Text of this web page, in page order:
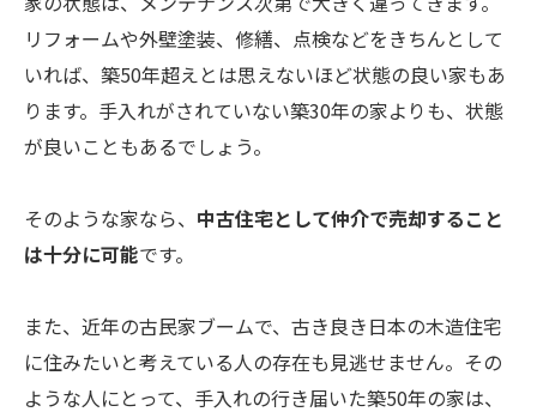
リフォームや外壁塗装、修繕、点検などをきちんとして
いれば、築50年超えとは思えないほど状態の良い家もあ
ります。手入れがされていない築30年の家よりも、状態
が良いこともあるでしょう。
そのような家なら、 中古住宅として仲介で売却すること
は十分に可能です。
また、近年の古民家ブームで、古き良き日本の木造住宅
に住みたいと考えている人の存在も見逃せません。その
ような人にとって、手入れの行き届いた築50年の家は、